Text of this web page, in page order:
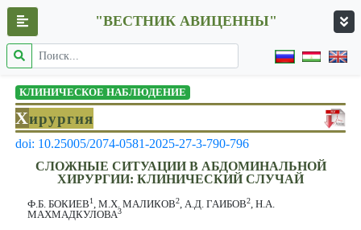
"ВЕСТНИК АВИЦЕННЫ"
КЛИНИЧЕСКОЕ НАБЛЮДЕНИЕ
Хирургия
doi: 10.25005/2074-0581-2025-27-3-790-796
СЛОЖНЫЕ СИТУАЦИИ В АБДОМИНАЛЬНОЙ
ХИРУРГИИ: КЛИНИЧЕСКИЙ СЛУЧАЙ
Ф.Б. БОКИЕВ1, М.Х. МАЛИКОВ2, А.Д. ГАИБОВ2, Н.А.
МАХМАДКУЛОВА3